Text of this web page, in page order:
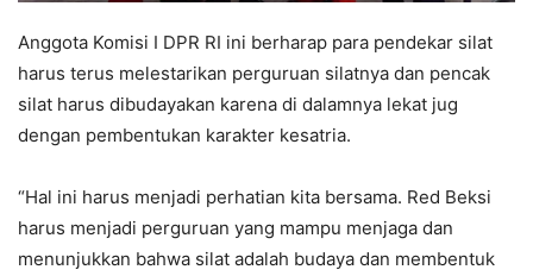
Anggota Komisi I DPR RI ini berharap para pendekar silat
harus terus melestarikan perguruan silatnya dan pencak
silat harus dibudayakan karena di dalamnya lekat jug
dengan pembentukan karakter kesatria.
“Hal ini harus menjadi perhatian kita bersama. Red Beksi
harus menjadi perguruan yang mampu menjaga dan
menunjukkan bahwa silat adalah budaya dan membentuk